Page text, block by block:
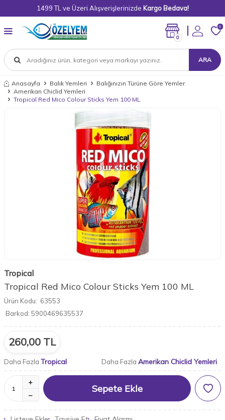
1499 TL ve Üzeri Alışverişlerinizde Kargo Bedava!
ARA
0
0
Anasayfa Balık Yemleri
Balığınızın Türüne Göre Yemler
Amerikan Chiclid Yemleri
Tropical Red Mico Colour Sticks Yem 100 ML
Tropical
Tropical Red Mico Colour Sticks Yem 100 ML
Ürün Kodu: 63553
Barkod: 5900469635537
260,00 TL
Daha Fazla Tropical Daha Fazla Amerikan Chiclid Yemleri
Sepete Ekle